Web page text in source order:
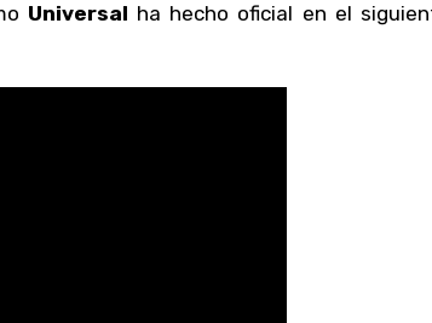
Universal ha hecho oficial en el